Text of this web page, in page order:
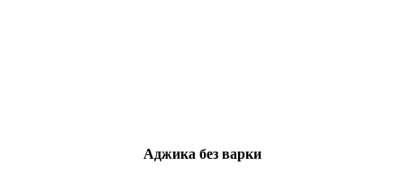
Аджика без варки